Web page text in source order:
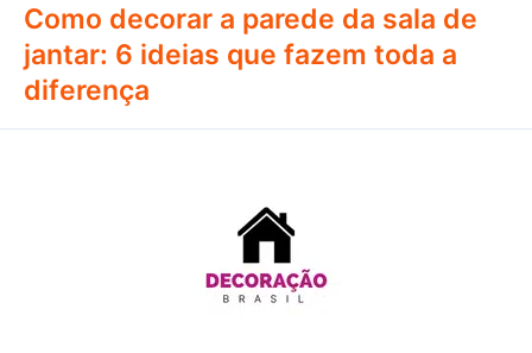
Como decorar a parede da sala de
jantar: 6 ideias que fazem toda a
diferença